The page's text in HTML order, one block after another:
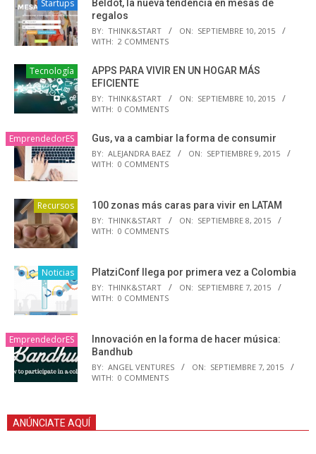
Startups
Beldot, la nueva tendencia en mesas de
regalos
BY: THINK&START ON: SEPTIEMBRE 10, 2015
WITH: 2 COMMENTS
Tecnología
APPS PARA VIVIR EN UN HOGAR MÁS
EFICIENTE
BY: THINK&START ON: SEPTIEMBRE 10, 2015
WITH: 0 COMMENTS
EmprendedorES Gus, va a cambiar la forma de consumir
BY: ALEJANDRA BAEZ ON: SEPTIEMBRE 9, 2015
WITH: 0 COMMENTS
Recursos 100 zonas más caras para vivir en LATAM
BY: THINK&START ON: SEPTIEMBRE 8, 2015
WITH: 0 COMMENTS
Noticias PlatziConf llega por primera vez a Colombia
BY: THINK&START ON: SEPTIEMBRE 7, 2015
WITH: 0 COMMENTS
EmprendedorES
Innovación en la forma de hacer música:
Bandhub
BY: ANGEL VENTURES ON: SEPTIEMBRE 7, 2015
WITH: 0 COMMENTS
ANÚNCIATE AQUÍ